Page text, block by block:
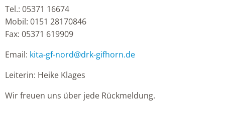
Tel.: 05371 16674
Mobil: 0151 28170846
Fax: 05371 619909
Email: kita-gf-nord@drk-gifhorn.de
Leiterin: Heike Klages
Wir freuen uns über jede Rückmeldung.